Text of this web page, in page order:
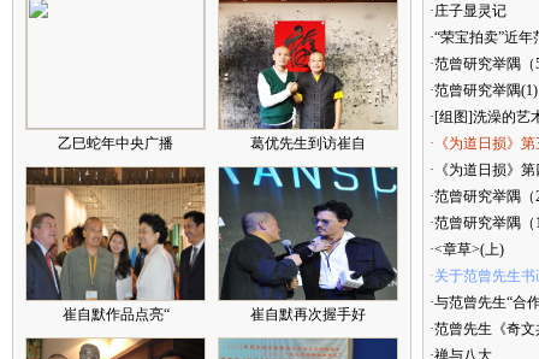
乙巳蛇年中央广播 葛优先生到访崔自
崔自默作品点亮“ 崔自默再次握手好
·庄子显灵记
·“荣宝拍卖”近
·范曾研究举隅（
·范曾研究举隅(1)
·[组图]洗澡的艺
·《为道日损》
·《为道日损》
·范曾研究举隅（
·范曾研究举隅（
·<章草>(上)
·关于范曾先生
·与范曾先生“合
·范曾先生《奇
·禅与八大